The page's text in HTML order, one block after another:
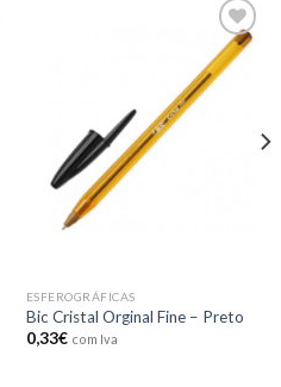
Add to
ESFEROGRÁFICAS
Bic Cristal Orginal Fine – Preto
0,33€ com Iva